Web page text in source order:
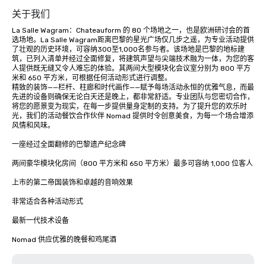
关于我们
La Salle Wagram：Chateauform 的 80 个场地之一，也是欧洲研讨会的首
选场地。La Salle Wagram距离巴黎的星光广场仅几步之遥，为专业活动提供
了壮观的历史环境，可容纳300至1,000名参与者。该场地是巴黎的地标建
筑，已列入清单并经过全面修复，将建筑声望与尖端技术融为一体，为您的客
人提供既无缝又令人难忘的体验。其两间大型模块化会议室分别为 800 平方
米和 650 平方米，可根据任何活动形式进行调整。
精致的装饰——栏杆、柱廊和时代画作——赋予每场活动永恒的优雅气息，而最
先进的设备则确保无论白天还是晚上，都非常舒适。专业团队与您密切合作，
将您的愿景变为现实，在每一步提供量身定制的支持。为了提升您的欢乐时
光，我们的活动餐饮合作伙伴 Nomad 提供时令创意美食，为每一个场合增添
风情和风味。
一座经过全面翻修的巴黎遗产纪念碑
两间豪华模块化房间（800 平方米和 650 平方米）最多可容纳 1,000 位客人
上市的第二帝国装饰和卓越的音响效果
非常适合各种活动形式
最新一代技术设备
Nomad 供应优雅的晚餐和鸡尾酒